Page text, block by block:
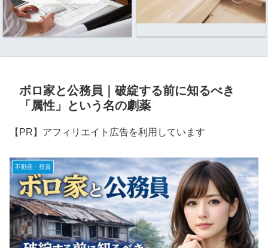
ボロ家と公務員｜破綻する前に知るべき
「属性」という名の劇薬
【PR】アフィリエイト広告を利用しています
不動産・投資